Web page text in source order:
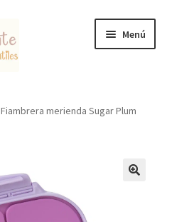
Menú
Fiambrera merienda Sugar Plum